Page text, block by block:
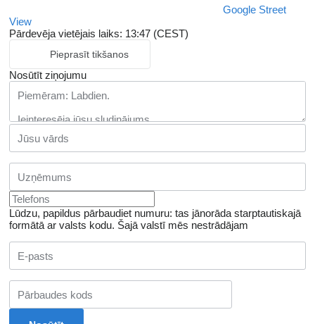
Google Street
View
Pārdevēja vietējais laiks: 13:47 (CEST)
Pieprasīt tikšanos
Nosūtīt ziņojumu
Lūdzu, papildus pārbaudiet numuru: tas jānorāda starptautiskajā
formātā ar valsts kodu. Šajā valstī mēs nestrādājam